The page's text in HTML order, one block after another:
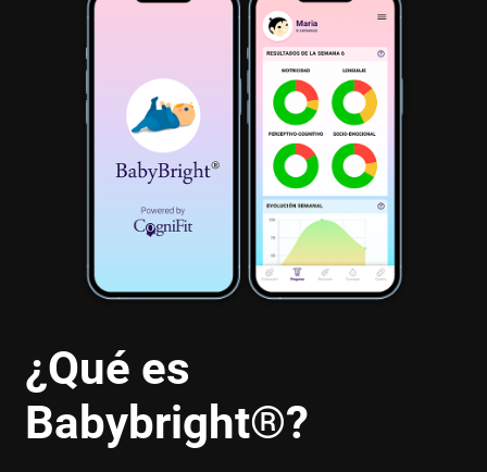
¿Qué es
Babybright®?